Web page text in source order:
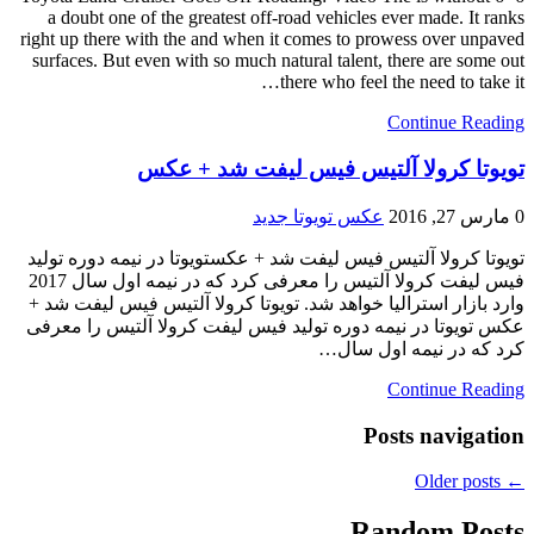
a doubt one of the greatest off-road vehicles ever made. It ranks
right up there with the and when it comes to prowess over unpaved
surfaces. But even with so much natural talent, there are some out
there who feel the need to take it…
Continue Reading
تویوتا کرولا آلتیس فیس لیفت شد + عکس
0 مارس 27, 2016 عکس تویوتا جدید
تویوتا کرولا آلتیس فیس لیفت شد + عکستویوتا در نیمه دوره تولید
فیس لیفت کرولا آلتیس را معرفی کرد که در نیمه اول سال 2017
وارد بازار استرالیا خواهد شد. تویوتا کرولا آلتیس فیس لیفت شد +
عکس تویوتا در نیمه دوره تولید فیس لیفت کرولا آلتیس را معرفی
کرد که در نیمه اول سال…
Continue Reading
Posts navigation
←